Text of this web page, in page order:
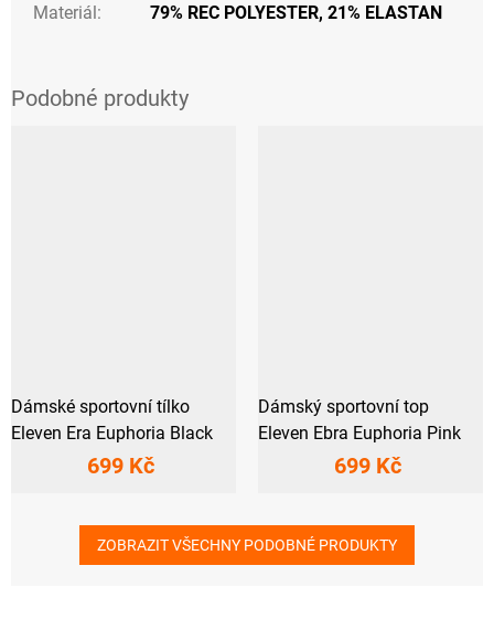
Materiál: 79% REC POLYESTER, 21% ELASTAN
Dámské sportovní tílko
Eleven Era Euphoria Black
699 Kč
Dámský sportovní top
Eleven Ebra Euphoria Pink
699 Kč
ZOBRAZIT VŠECHNY PODOBNÉ PRODUKTY